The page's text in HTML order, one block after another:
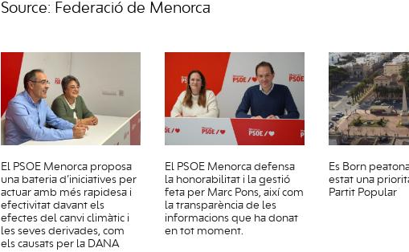
Source: Federació de Menorca
El PSOE Menorca proposa
una bateria d’iniciatives per
actuar amb més rapidesa i
efectivitat davant els
efectes del canvi climàtic i
les seves derivades, com
els causats per la DANA
El PSOE Menorca defensa
la honorabilitat i la gestió
feta per Marc Pons, així com
la transparència de les
informacions que ha donat
en tot moment.
Es Born
estat una
Partit Popular